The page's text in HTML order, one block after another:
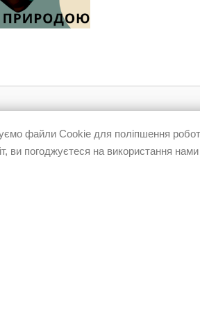
ПРО ELFASHOP
файли Cookie для поліпшення
ви погоджуєтеся на використання